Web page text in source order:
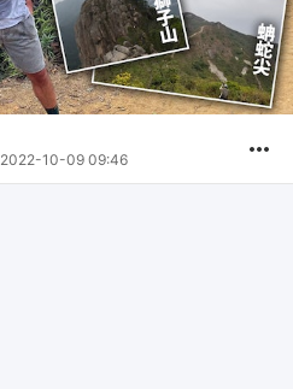
2022-10-09 09:46